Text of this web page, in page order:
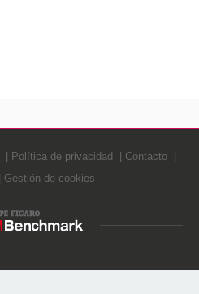
Política de privacidad
Contacto
Gestión de cookies